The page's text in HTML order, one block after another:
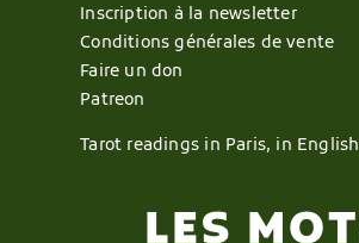
Inscription à la newsletter
Conditions générales de vente
Faire un don
Patreon
Tarot readings in Paris, in English